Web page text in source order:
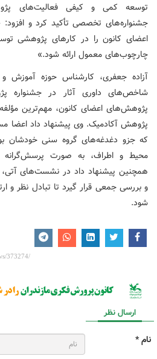
توسعه کمی و کیفی فعالیت‌های
جشنواره‌های تخصصی تأکید کرد و افزود:
اعضای کانون را در کارهای پژوهشی
چارچوب‌های معمول ارائه شود.»
آزاده جعفری، کارشناس حوزه آموزش
شاخص‌های داوری آثار در جشنواره
پژوهش‌های اعضای کانون، مهم‌ترین
پژوهش آکادمیک. وی پیشنهاد داد اعضا
که جزو دغدغه‌های گروه سنی خودشان
محیط و اطراف، به صورت پرسش‌گرانه
همچنین پیشنهاد داد در نشست‌های
و بررسی جمعی قرار گیرد تا تبادل نظر
شود.
ارسال نظر
نام *